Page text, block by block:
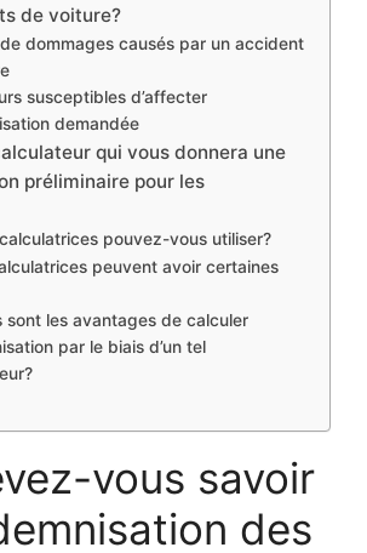
de voiture?
dommages causés par un accident
susceptibles d’affecter
demandée
qui vous donnera une
préliminaire pour les
pouvez-vous utiliser?
peuvent avoir certaines
sont les avantages de calculer
par le biais d’un tel
vous savoir
des